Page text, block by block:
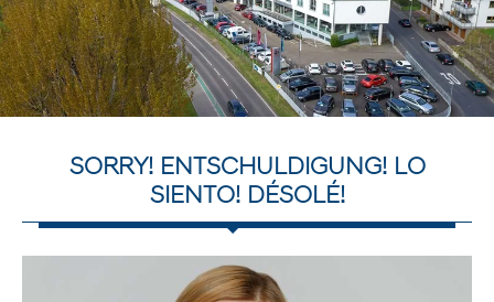
SORRY! ENTSCHULDIGUNG! LO
SIENTO! DÉSOLÉ!